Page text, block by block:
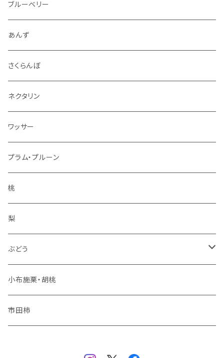
2.5kg～3kg
4.5kg～5kg
9kg～10kg
サンつがる
秋映
シナノスイート
紅玉
シナノゴールド
ぐんま名月
王林
サンふじ
冬りんご
夏りんご
秋りんご
ジュース
ジャム
スパイス
ドライフルーツ
アルコール
冷凍フルーツ
コンポート
ブルーベリー
あんず
さくらんぼ
ネクタリン
ワッサー
プラム・プルーン
桃
梨
ぶどう
シャインマスカット
ナガノパープル
小布施栗・胡桃
市田柿